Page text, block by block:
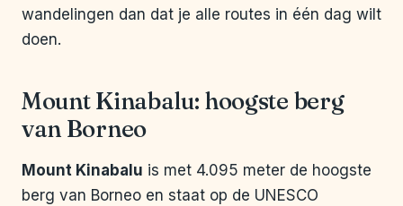
wandelingen dan dat je alle routes in één dag wilt
doen.
Mount Kinabalu: hoogste berg
van Borneo
Mount Kinabalu is met 4.095 meter de hoogste
berg van Borneo en staat op de UNESCO